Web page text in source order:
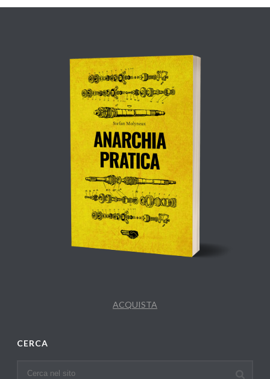
ACQUISTA
CERCA